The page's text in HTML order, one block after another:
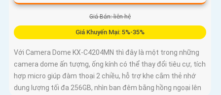
Giá Bán: liên hệ
Giá Khuyến Mại: 5%-35%
Với Camera Dome KX-C4204MN thì đây là một trong những
camera dome ấn tượng, ống kính có thể thay đổi tiêu cự, tích
hợp micro giúp đàm thoại 2 chiều, hỗ trợ khe cắm thẻ nhớ
dung lượng tối đa 256GB, nhìn ban đêm bằng hồng ngoại lên